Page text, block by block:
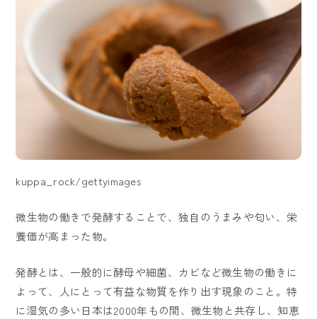
kuppa_rock/gettyimages
微生物の働きで発酵することで、独自のうまみや匂い、栄
養価が高まった物。
発酵とは、一般的に酵母や細菌、カビなど微生物の働きに
よって、人にとって有益な物質を作り出す現象のこと。特
に湿気の多い日本は2000年もの間、微生物と共存し、知恵